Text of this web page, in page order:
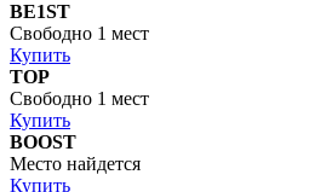
BE1ST
Свободно 1 мест
Купить
TOP
Свободно 1 мест
Купить
BOOST
Место найдется
Купить